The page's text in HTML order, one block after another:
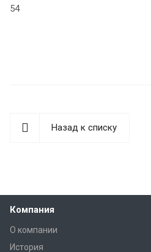
54
Назад к списку
Компания
О компании
История